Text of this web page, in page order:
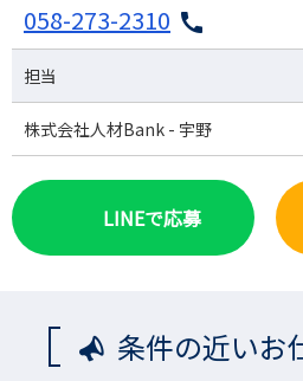
058-273-2310
担当
株式会社人材Bank - 宇野
LINEで応募
条件の近いお